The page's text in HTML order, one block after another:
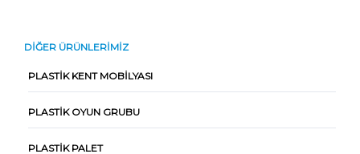
DIĞER ÜRÜNLERIMIZ
PLASTIK KENT MOBILYASI
PLASTIK OYUN GRUBU
PLASTIK PALET